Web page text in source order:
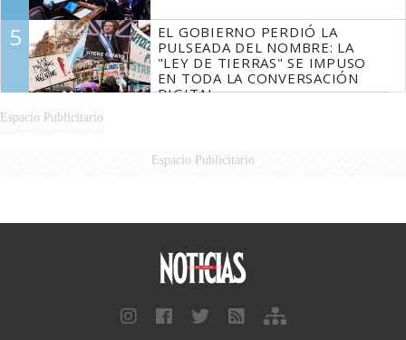
5
EL GOBIERNO PERDIÓ LA
PULSEADA DEL NOMBRE: LA
"LEY DE TIERRAS" SE IMPUSO
EN TODA LA CONVERSACIÓN
DIGITAL
Espacio Publicitario
Espacio Publicitario